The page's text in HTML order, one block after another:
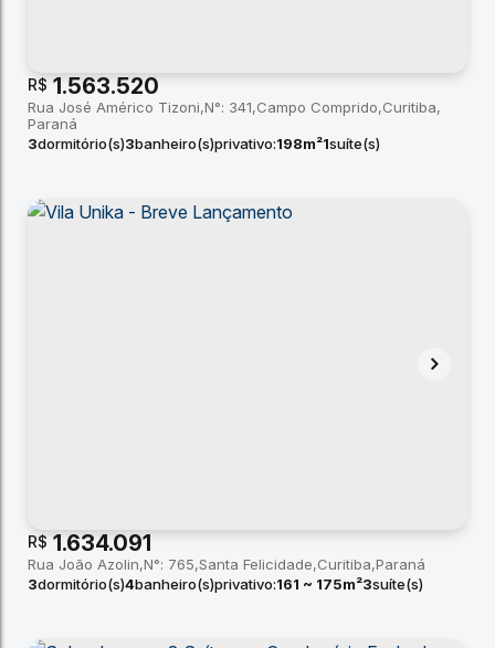
R$ 1.563.520
Rua José Américo Tizoni N°: 341 Campo Comprido Curitiba
Paraná
3dormitório(s)3banheiro(s)privativo:198m²1suíte(s)
R$ 1.634.091
Rua João Azolin N°: 765 Santa Felicidade Curitiba Paraná
3dormitório(s)4banheiro(s)privativo:161 ~ 175m²3suíte(s)